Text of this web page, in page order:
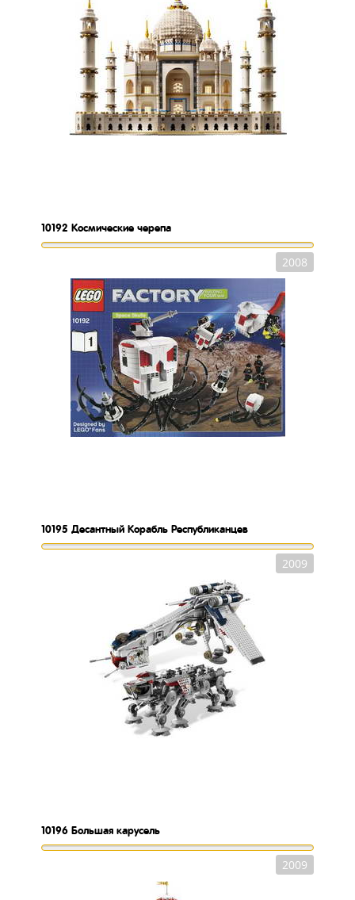
10192 Космические черепа
2008
10195 Десантный Корабль Республиканцев
2009
10196 Большая карусель
2009